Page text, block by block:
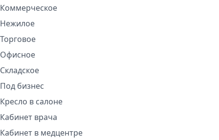
Коммерческое
Нежилое
Торговое
Офисное
Складское
Под бизнес
Кресло в салоне
Кабинет врача
Кабинет в медцентре